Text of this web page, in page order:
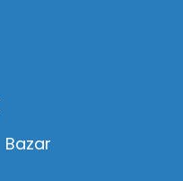
Bazar